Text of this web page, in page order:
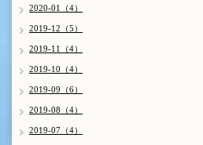
2020-01（4）
2019-12（5）
2019-11（4）
2019-10（4）
2019-09（6）
2019-08（4）
2019-07（4）